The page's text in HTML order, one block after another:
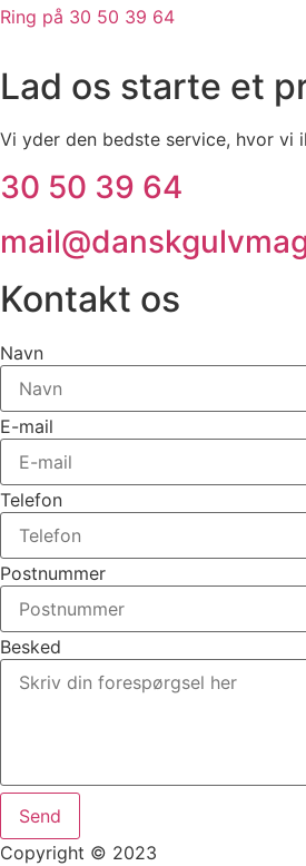
Ring på 30 50 39 64
Lad os starte et
Vi yder den bedste service, hvor
30 50 39 64
Kontakt os
Navn
E-mail
Telefon
Postnummer
Besked
Send
Copyright © 2023